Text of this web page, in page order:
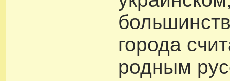
города
родным